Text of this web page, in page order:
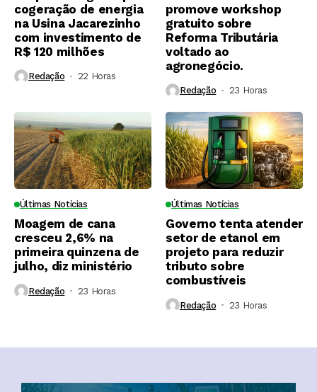
cogeração de energia
na Usina Jacarezinho
com investimento de
R$ 120 milhões
Redação 22 Horas ⁮
promove workshop
gratuito sobre
Reforma Tributária
voltado ao
agronegócio.
Redação 23 Horas ⁮
Últimas Notícias
Moagem de cana
cresceu 2,6% na
primeira quinzena de
julho, diz ministério
Redação 23 Horas ⁮
Últimas Notícias
Governo tenta atender
setor de etanol em
projeto para reduzir
tributo sobre
combustíveis
Redação 23 Horas ⁮